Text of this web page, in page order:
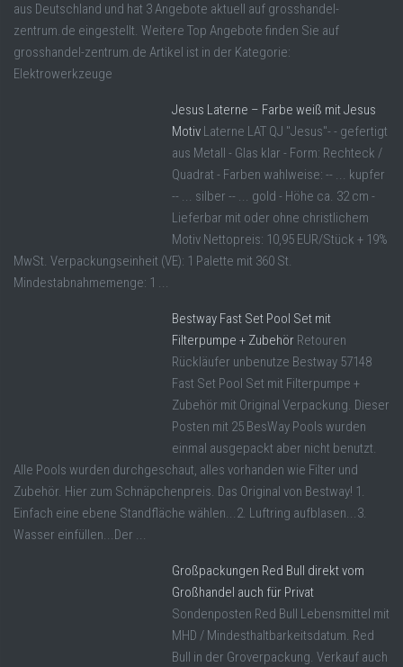
aus Deutschland und hat 3 Angebote aktuell auf grosshandel-
zentrum.de eingestellt. Weitere Top Angebote finden Sie auf
grosshandel-zentrum.de Artikel ist in der Kategorie:
Elektrowerkzeuge
Jesus Laterne – Farbe weiß mit Jesus
Motiv Laterne LAT QJ "Jesus"- - gefertigt
aus Metall - Glas klar - Form: Rechteck /
Quadrat - Farben wahlweise: -- ... kupfer
-- ... silber -- ... gold - Höhe ca. 32 cm -
Lieferbar mit oder ohne christlichem
Motiv Nettopreis: 10,95 EUR/Stück + 19%
MwSt. Verpackungseinheit (VE): 1 Palette mit 360 St.
Mindestabnahmemenge: 1 ...
Bestway Fast Set Pool Set mit
Filterpumpe + Zubehör Retouren
Rückläufer unbenutze Bestway 57148
Fast Set Pool Set mit Filterpumpe +
Zubehör mit Original Verpackung. Dieser
Posten mit 25 BesWay Pools wurden
einmal ausgepackt aber nicht benutzt.
Alle Pools wurden durchgeschaut, alles vorhanden wie Filter und
Zubehör. Hier zum Schnäpchenpreis. Das Original von Bestway! 1.
Einfach eine ebene Standfläche wählen...2. Luftring aufblasen...3.
Wasser einfüllen...Der ...
Großpackungen Red Bull direkt vom
Großhandel auch für Privat
Sondenposten Red Bull Lebensmittel mit
MHD / Mindesthaltbarkeitsdatum. Red
Bull in der Groverpackung. Verkauf auch